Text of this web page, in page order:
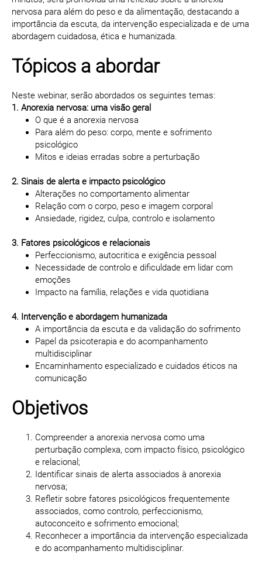
nervosa para além do peso e da alimentação, destacando a
importância da escuta, da intervenção especializada e de uma
abordagem cuidadosa, ética e humanizada.
Tópicos a abordar
Neste webinar, serão abordados os seguintes temas:
1. Anorexia nervosa: uma visão geral
O que é a anorexia nervosa
Para além do peso: corpo, mente e sofrimento
psicológico
Mitos e ideias erradas sobre a perturbação
2. Sinais de alerta e impacto psicológico
Alterações no comportamento alimentar
Relação com o corpo, peso e imagem corporal
Ansiedade, rigidez, culpa, controlo e isolamento
3. Fatores psicológicos e relacionais
Perfeccionismo, autocritica e exigência pessoal
Necessidade de controlo e dificuldade em lidar com
emoções
Impacto na família, relações e vida quotidiana
4. Intervenção e abordagem humanizada
A importância da escuta e da validação do sofrimento
Papel da psicoterapia e do acompanhamento
multidisciplinar
Encaminhamento especializado e cuidados éticos na
comunicação
Objetivos
Compreender a anorexia nervosa como uma
perturbação complexa, com impacto físico, psicológico
e relacional;
Identificar sinais de alerta associados à anorexia
nervosa;
Refletir sobre fatores psicológicos frequentemente
associados, como controlo, perfeccionismo,
autoconceito e sofrimento emocional;
Reconhecer a importância da intervenção especializada
e do acompanhamento multidisciplinar.